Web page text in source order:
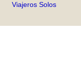
Viajeros Solos